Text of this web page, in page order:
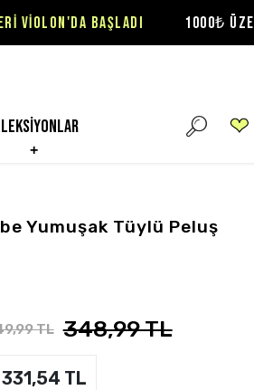
1000₺ ÜZERİ
Yumuşak Tüylü Peluş
TL 348,99 TL
331,54 TL